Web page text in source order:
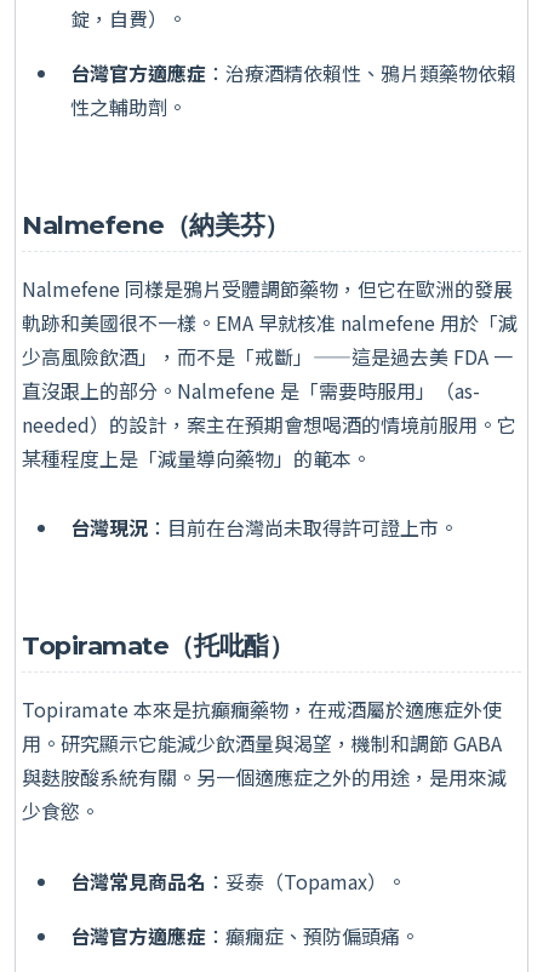
錠，自費）。
台灣官方適應症 ：治療酒精依賴性、鴉片類藥物依賴
性之輔助劑。
Nalmefene（納美芬）
Nalmefene 同樣是鴉片受體調節藥物，但它在歐洲的發展
軌跡和美國很不一樣。EMA 早就核准 nalmefene 用於「減
少高風險飲酒」，而不是「戒斷」——這是過去美 FDA 一
直沒跟上的部分。Nalmefene 是「需要時服用」（as-
needed）的設計，案主在預期會想喝酒的情境前服用。它
某種程度上是「減量導向藥物」的範本。
台灣現況 ：目前在台灣尚未取得許可證上市。
Topiramate（托吡酯）
Topiramate 本來是抗癲癇藥物，在戒酒屬於適應症外使
用。研究顯示它能減少飲酒量與渴望，機制和調節 GABA
與麩胺酸系統有關。另一個適應症之外的用途，是用來減
少食慾。
台灣常見商品名 ：妥泰（Topamax）。
台灣官方適應症 ：癲癇症、預防偏頭痛。